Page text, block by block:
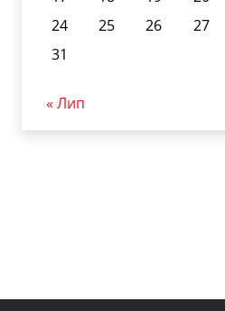
24
25 26 27
31
« Лип